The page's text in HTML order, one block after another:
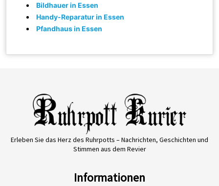
Bildhauer in Essen
Handy-Reparatur in Essen
Pfandhaus in Essen
Erleben Sie das Herz des Ruhrpotts – Nachrichten, Geschichten und
Stimmen aus dem Revier
Informationen